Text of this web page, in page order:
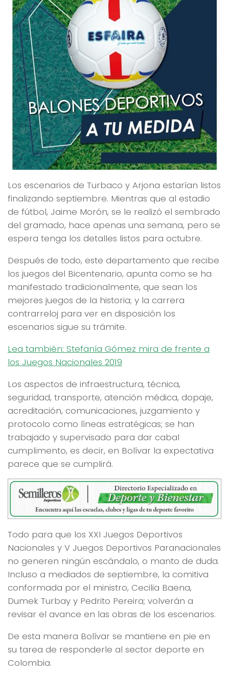
Los escenarios de Turbaco y Arjona estarían listos
finalizando septiembre. Mientras que al estadio
de fútbol, Jaime Morón, se le realizó el sembrado
del gramado, hace apenas una semana, pero se
espera tenga los detalles listos para octubre.
Después de todo, este departamento que recibe
los juegos del Bicentenario, apunta como se ha
manifestado tradicionalmente, que sean los
mejores juegos de la historia; y la carrera
contrarreloj para ver en disposición los
escenarios sigue su trámite.
Lea también: Stefanía Gómez mira de frente a
los Juegos Nacionales 2019
Los aspectos de infraestructura, técnica,
seguridad, transporte, atención médica, dopaje,
acreditación, comunicaciones, juzgamiento y
protocolo como líneas estratégicas; se han
trabajado y supervisado para dar cabal
cumplimento, es decir, en Bolívar la expectativa
parece que se cumplirá.
Todo para que los XXI Juegos Deportivos
Nacionales y V Juegos Deportivos Paranacionales
no generen ningún escándalo, o manto de duda.
Incluso a mediados de septiembre, la comitiva
conformada por el ministro, Cecilia Baena,
Dumek Turbay y Pedrito Pereira; volverán a
revisar el avance en las obras de los escenarios.
De esta manera Bolívar se mantiene en pie en
su tarea de responderle al sector deporte en
Colombia.